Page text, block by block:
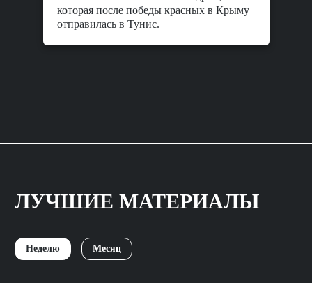
которая после победы красных в Крыму
отправилась в Тунис.
ЛУЧШИЕ МАТЕРИАЛЫ
Неделю Месяц